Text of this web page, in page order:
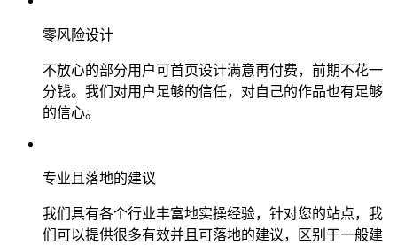
零风险设计
不放心的部分用户可首页设计满意再付费，前期不花一
分钱。我们对用户足够的信任，对自己的作品也有足够
的信心。
专业且落地的建议
我们具有各个行业丰富地实操经验，针对您的站点，我
们可以提供很多有效并且可落地的建议，区别于一般建